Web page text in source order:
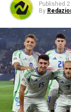
Published
By